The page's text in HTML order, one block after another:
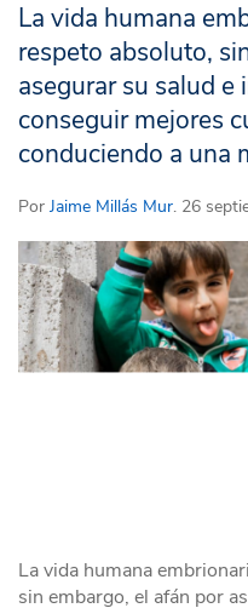
La vida humana
respeto absoluto,
asegurar su salud e
conseguir mejores
conduciendo a una
Por Jaime Millás Mur. 26
La vida humana
sin embargo, el afán por